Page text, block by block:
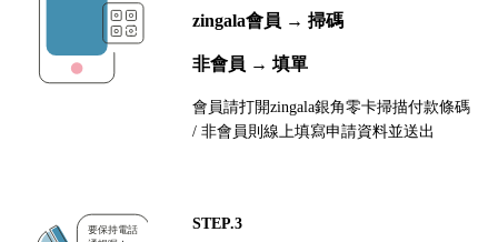
zingala會員 → 掃碼
非會員 → 填單
會員請打開zingala銀角零卡掃描付款條碼
/ 非會員則線上填寫申請資料並送出
STEP.3